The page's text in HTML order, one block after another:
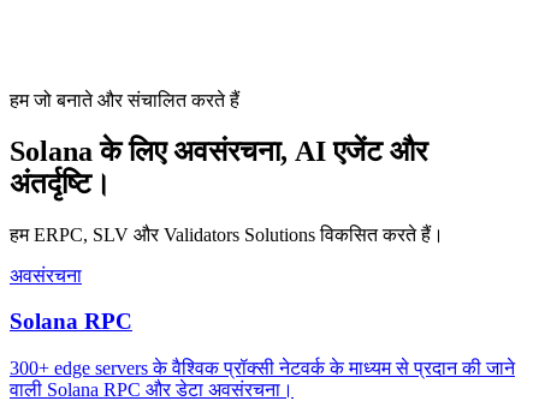
हम जो बनाते और संचालित करते हैं
Solana के लिए अवसंरचना, AI एजेंट और
अंतर्दृष्टि।
हम ERPC, SLV और Validators Solutions विकसित करते हैं।
अवसंरचना
Solana RPC
300+ edge servers के वैश्विक प्रॉक्सी नेटवर्क के माध्यम से प्रदान की जाने
वाली Solana RPC और डेटा अवसंरचना।